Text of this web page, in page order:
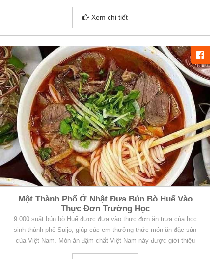
và con người của vùng miền đó.
Xem chi tiết
Một Thành Phố Ở Nhật Đưa Bún Bò Huế Vào
Thực Đơn Trường Học
9.000 suất bún bò Huế được đưa vào thực đơn ăn trưa của học
sinh thành phố Saijo, giúp các em thưởng thức món ăn đặc sản
của Việt Nam. Món ăn đậm chất Việt Nam này được giới thiệu
trong bữa trưa của các học sinh 35 trường tiểu học